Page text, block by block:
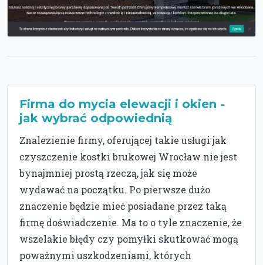
Firma do mycia elewacji i okien -
jak wybrać odpowiednią
Znalezienie firmy, oferującej takie usługi jak
czyszczenie kostki brukowej Wrocław nie jest
bynajmniej prostą rzeczą, jak się może
wydawać na początku. Po pierwsze dużo
znaczenie będzie mieć posiadane przez taką
firmę doświadczenie. Ma to o tyle znaczenie, że
wszelakie błędy czy pomyłki skutkować mogą
poważnymi uszkodzeniami, których